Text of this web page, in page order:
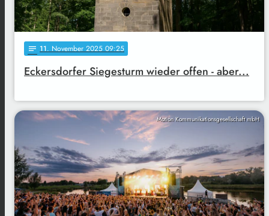
notes 11. November 2025 09:25
Eckersdorfer Siegesturm wieder offen - aber...
Motion Kommunikationsgesellschaft mbH